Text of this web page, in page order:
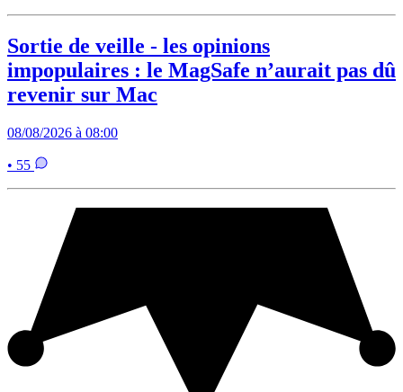
Sortie de veille - les opinions
impopulaires : le MagSafe n’aurait pas dû
revenir sur Mac
08/08/2026 à 08:00
• 55